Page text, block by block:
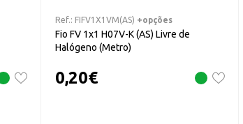
Ref.: FIFV1X1VM(AS) +opções
Fio FV 1x1 H07V-K (AS) Livre de
Halógeno (Metro)
0,20€